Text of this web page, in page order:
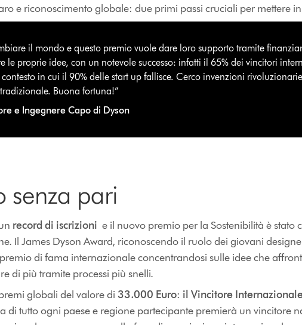
e riconoscimento globale: due primi passi cruciali per mettere
il mondo e questo premio vuole dare loro supporto tramite
le proprie idee, con un notevole successo: infatti il 65% dei vincitori
in cui il 90% delle start up fallisce. Cerco invenzioni
Buona fortuna!”
e Ingegnere Capo di Dyson
pari
record di iscrizioni e il nuovo premio per la Sostenibilità è
Il James Dyson Award, riconoscendo il ruolo dei giovani
di fama internazionale concentrandosi sulle idee che
di più tramite processi più snelli.
globali del valore di33.000 Euro: il Vincitore
di tutto ogni paese e regione partecipante premierà un vincitore